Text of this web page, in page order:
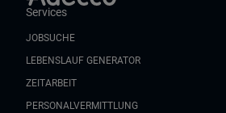
Services
JOBSUCHE
LEBENSLAUF GENERATOR
ZEITARBEIT
PERSONALVERMITTLUNG